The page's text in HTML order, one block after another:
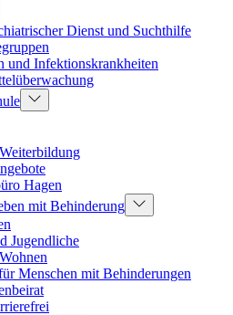
Dienst und Suchthilfe
und Infektionskrankheiten
Hagen
mit Behinderung
Jugendliche
Menschen mit Behinderungen